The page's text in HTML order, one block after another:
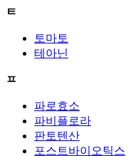
ㅌ
토마토
테아닌
ㅍ
파로효소
파비플로라
판토텐산
포스트바이오틱스